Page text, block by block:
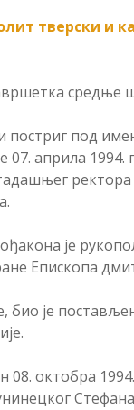
тверски и
средње
под
07. априла
је
Епископа
био је
08. октобра